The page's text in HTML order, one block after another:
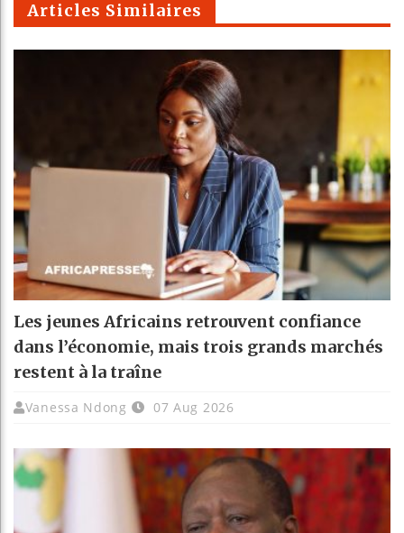
Articles Similaires
Les jeunes Africains retrouvent confiance
dans l’économie, mais trois grands marchés
restent à la traîne
Vanessa Ndong 07 Aug 2026